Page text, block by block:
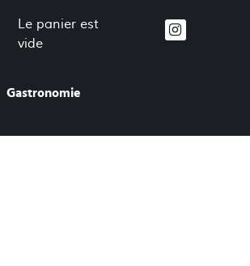
Le panier est
vide
Gastronomie